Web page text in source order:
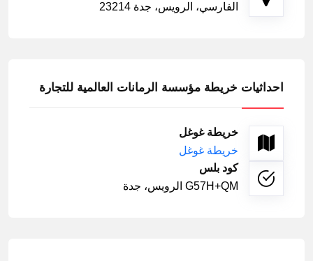
الفارسي، الرويس، جدة 23214
احداثيات خريطة مؤسسة الرمانات العالمية للتجارة
خريطة غوغل
خريطة غوغل
كود بلس
G57H+QM الرويس، جدة